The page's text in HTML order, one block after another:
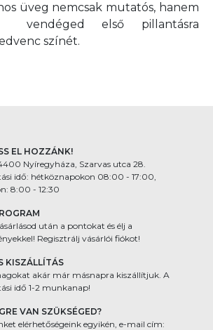
üveg nemcsak mutatós, hanem
vendéged első pillantásra
színét.
EL HOZZÁNK!
Nyíregyháza, Szarvas utca 28.
idő: hétköznapokon 08:00 - 17:00,
8:00 - 12:30
után a pontokat és élj a
Regisztrálj vásárlói fiókot!
KISZÁLLÍTÁS
akár már másnapra kiszállítjuk. A
idő 1-2 munkanap!
VAN SZÜKSÉGED?
elérhetőségeink egyikén, e-mail cím: